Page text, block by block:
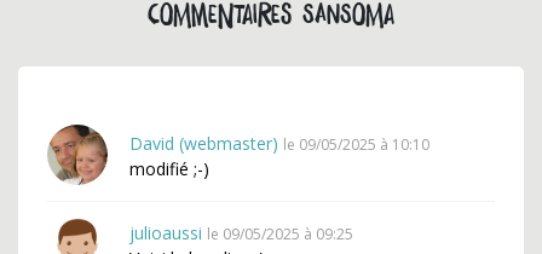
Commentaires sansoma
David (webmaster) le 09/05/2025 à 10:10
modifié ;-)
julioaussi le 09/05/2025 à 09:25